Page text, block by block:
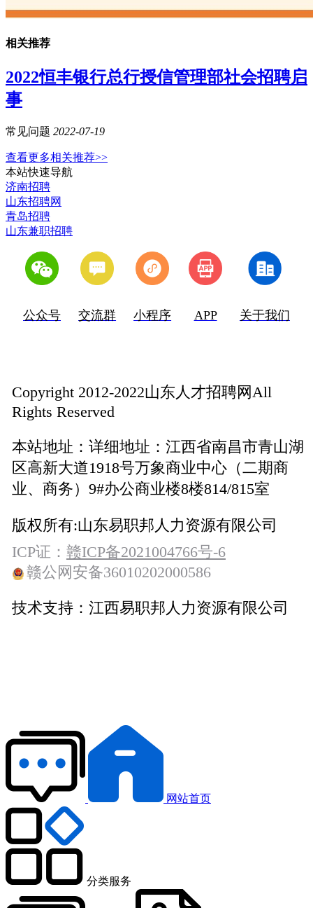
相关推荐
2022恒丰银行总行授信管理部社会招聘启
事
常见问题 2022-07-19
查看更多相关推荐>>
本站快速导航
济南招聘
山东招聘网
青岛招聘
山东兼职招聘
公众号 交流群 小程序 APP 关于我们
Copyright 2012-2022山东人才招聘网All
Rights Reserved
本站地址： 详细地址：江西省南昌市青山湖
区高新大道1918号万象商业中心（二期商
业、商务）9#办公商业楼8楼814/815室
版权所有:山东易职邦人力资源有限公司
ICP证： 赣ICP备2021004766号-6
赣公网安备36010202000586
技术支持： 江西易职邦人力资源有限公司
网站首页
分类服务